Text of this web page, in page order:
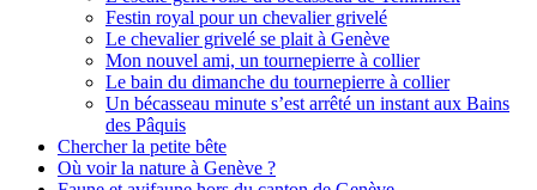
Festin royal pour un chevalier grivelé
Le chevalier grivelé se plait à Genève
Mon nouvel ami, un tournepierre à collier
Le bain du dimanche du tournepierre à collier
Un bécasseau minute s’est arrêté un instant aux Bains
des Pâquis
Chercher la petite bête
Où voir la nature à Genève ?